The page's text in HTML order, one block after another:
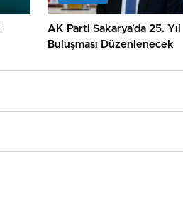
AK Parti Sakarya’da 25. Yıl
Buluşması Düzenlenecek